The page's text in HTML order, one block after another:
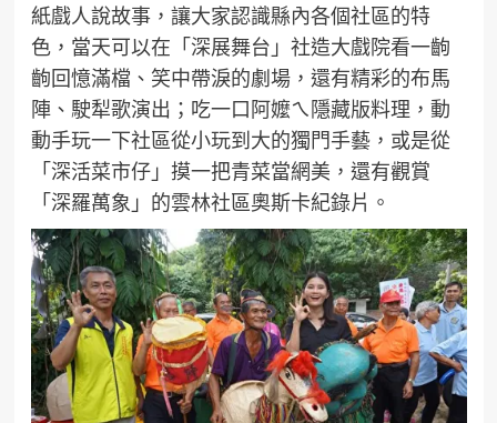
紙戲人說故事，讓大家認識縣內各個社區的特
色，當天可以在「深展舞台」社造大戲院看一齣
齣回憶滿檔、笑中帶淚的劇場，還有精彩的布馬
陣、駛犁歌演出；吃一口阿嬤ㄟ隱藏版料理，動
動手玩一下社區從小玩到大的獨門手藝，或是從
「深活菜市仔」摸一把青菜當網美，還有觀賞
「深羅萬象」的雲林社區奧斯卡紀錄片。